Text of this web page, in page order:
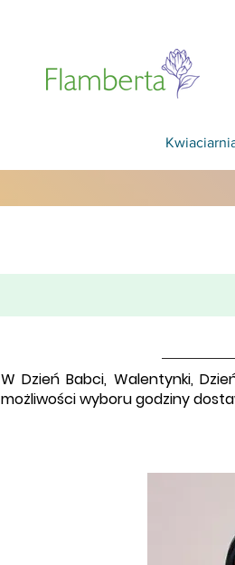
W Dzień Babci, Walentynki,
możliwości wyboru godziny